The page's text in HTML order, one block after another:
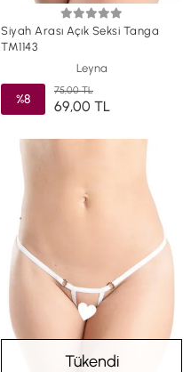
Siyah Arası Açık Seksi Tanga
TM1143
Leyna
%8
75,00 TL
69,00 TL
Tükendi